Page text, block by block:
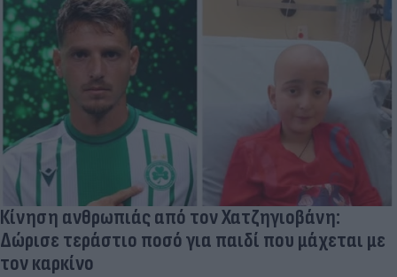
Κίνηση ανθρωπιάς από τον Χατζηγιοβάνη:
Δώρισε τεράστιο ποσό για παιδί που μάχεται με
τον καρκίνο